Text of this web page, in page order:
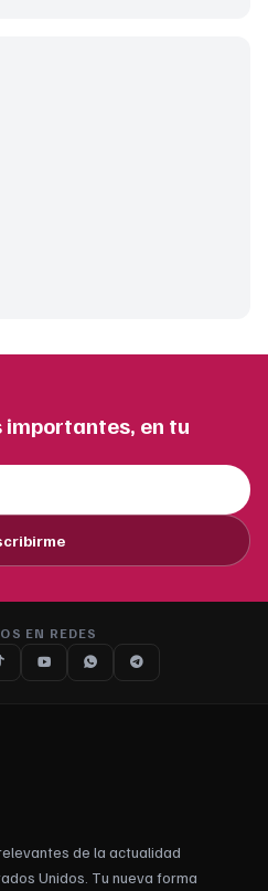
importantes, en tu
EN REDES
de la actualidad
Unidos. Tu nueva forma